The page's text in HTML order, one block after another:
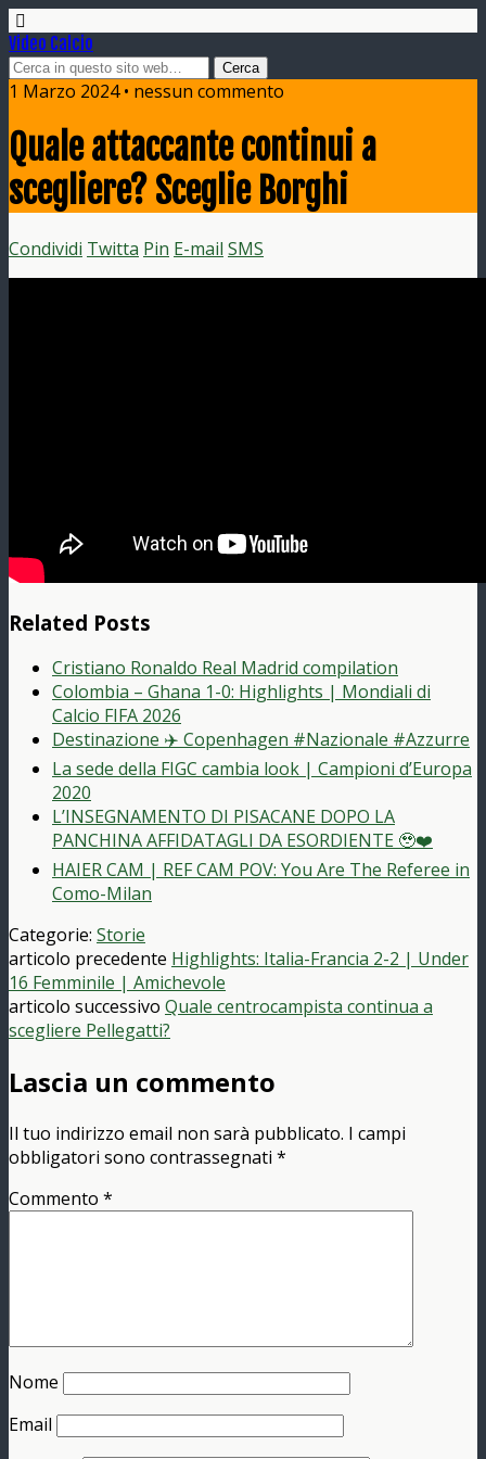
Video Calcio
1 Marzo 2024 • nessun commento
Quale attaccante continui a
scegliere? Sceglie Borghi
Condividi Twitta Pin E-mail SMS
Related Posts
Cristiano Ronaldo Real Madrid compilation
Colombia – Ghana 1-0: Highlights | Mondiali di
Calcio FIFA 2026
Destinazione ✈️ Copenhagen #Nazionale #Azzurre
La sede della FIGC cambia look | Campioni d’Europa
2020
L’INSEGNAMENTO DI PISACANE DOPO LA
PANCHINA AFFIDATAGLI DA ESORDIENTE 🥹❤️
HAIER CAM | REF CAM POV: You Are The Referee in
Como-Milan
Categorie: Storie
articolo precedente Highlights: Italia-Francia 2-2 | Under
16 Femminile | Amichevole
articolo successivo Quale centrocampista continua a
scegliere Pellegatti?
Lascia un commento
Il tuo indirizzo email non sarà pubblicato. I campi
obbligatori sono contrassegnati *
Commento *
Nome
Email